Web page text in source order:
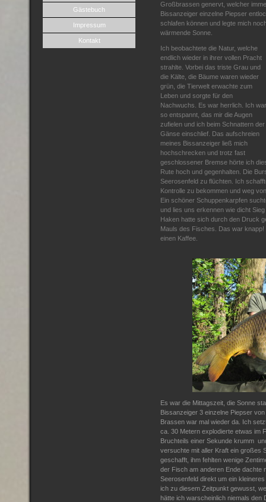
Gästebuch
Impressum
Kontakt
Großbrassen genervt, welcher
Bissanzeiger einzelne Piepser
schlafen können und legte mich
wärmende Sonne.
Ich beobachtete die Natur, welche
endlich wieder in ihrer vollen Pracht
strahlte. Vorbei das triste Grau und
die Kälte, die Bäume waren wieder
grün, die Tierwelt erwachte zum
Leben und sorgte für den
Nachwuchs. Es war herrlich. Ich war
so entspannt, das mir die Augen
zufielen und ich beim Schnattern der
Gänse einschlief. Das aufschreien
meines Bissanzeiger ließ mich
hochschrecken und trotz fast
geschlossener Bremse hörte ich
Rute hoch und gegenhalten. Die
Seerosenfeld zu flüchten. Ich
Kontrolle zu bekommen und weg
Ein schöner Schuppenkarpfen
und lies uns erkennen wie dicht
Haken hatte sich durch den Druck
Mauls des Fisches. Das war
einen Kaffee.
Es war die Mittagszeit, die Sonne
Bissanzeiger 3 einzelne Piepser
Brassen war mal wieder da. Ich
ca. 30 Metern explodierte etwas im
Bruchteils einer Sekunde krumm
versuchte mit aller Kraft ein großes
geschafft, ihm fehlten wenige
der Fisch am anderen Ende dachte
Seerosenfeld direkt um ein
ich zu diesem Zeitpunkt gewusst,
hätte ich warscheinlich niemals den